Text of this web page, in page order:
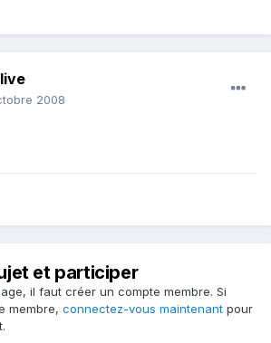
2008
et participer
il faut créer un compte membre. Si
membre, connectez-vous maintenant pour